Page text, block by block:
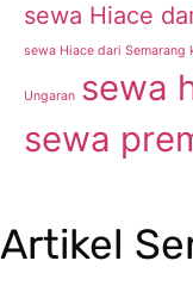
sewa Hiace
sewa Hiace dari Semarang
Ungaran sewa
sewa
Artikel